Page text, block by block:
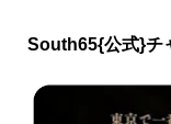
South65{公式}チ